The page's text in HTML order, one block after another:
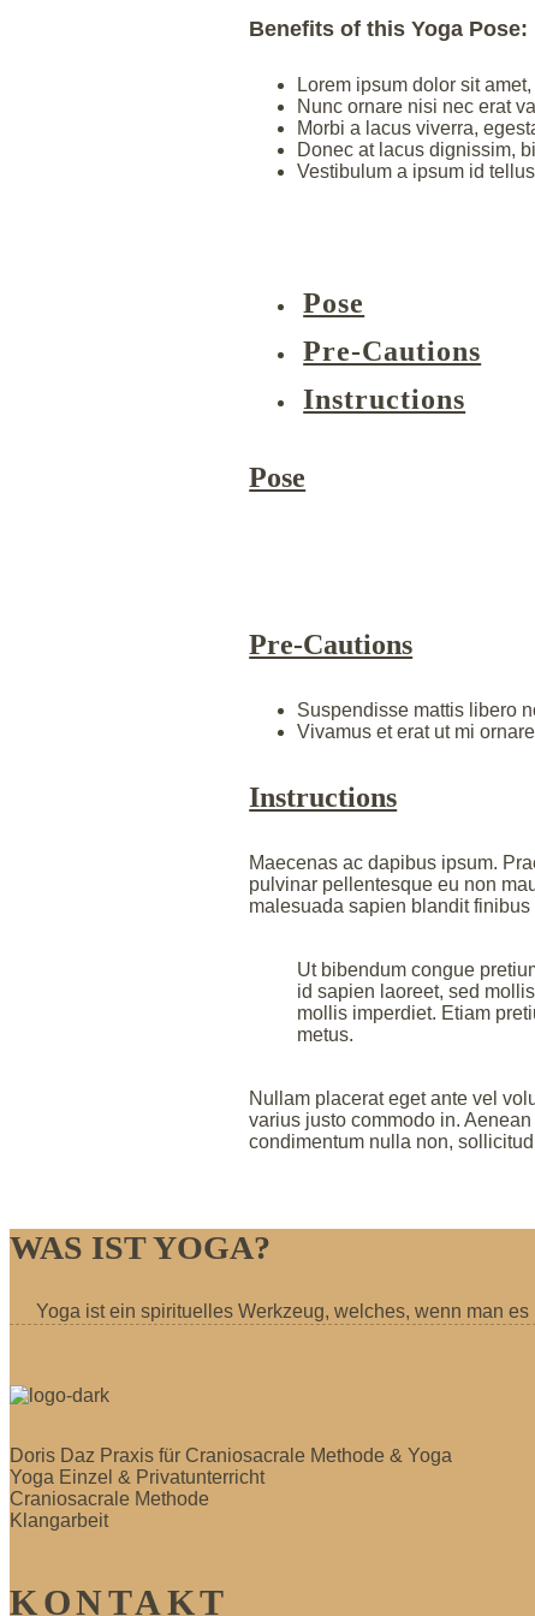
Benefits of this Yoga Pose:
Lorem ipsum dolor sit
Nunc ornare nisi nec erat
Morbi a lacus viverra,
Donec at lacus dignissim,
Vestibulum a ipsum id
Pose
Pre-Cautions
Instructions
Pose
Pre-Cautions
Suspendisse mattis libero
Vivamus et erat ut mi
Instructions
Maecenas ac dapibus ipsum.
pulvinar pellentesque eu non
malesuada sapien blandit
Ut bibendum congue
id sapien laoreet, sed
mollis imperdiet. Etiam
metus.
Nullam placerat eget ante vel
varius justo commodo in.
condimentum nulla non,
WAS IST YOGA?
Yoga ist ein spirituelles Werkzeug, welches, wenn man
Doris Daz Praxis für Craniosacrale Methode & Yoga
Yoga Einzel & Privatunterricht
Craniosacrale Methode
Klangarbeit
KONTAKT